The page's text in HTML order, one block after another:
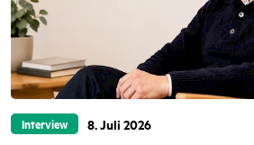
Interview 8. Juli 2026